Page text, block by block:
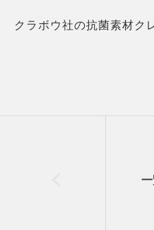
クラボウ社の抗菌素材ク